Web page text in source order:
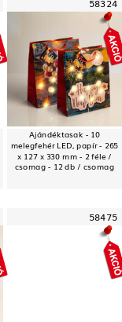
58324
Ajándéktasak - 10
melegfehér LED, papír - 265
x 127 x 330 mm - 2 féle /
csomag - 12 db / csomag
58475